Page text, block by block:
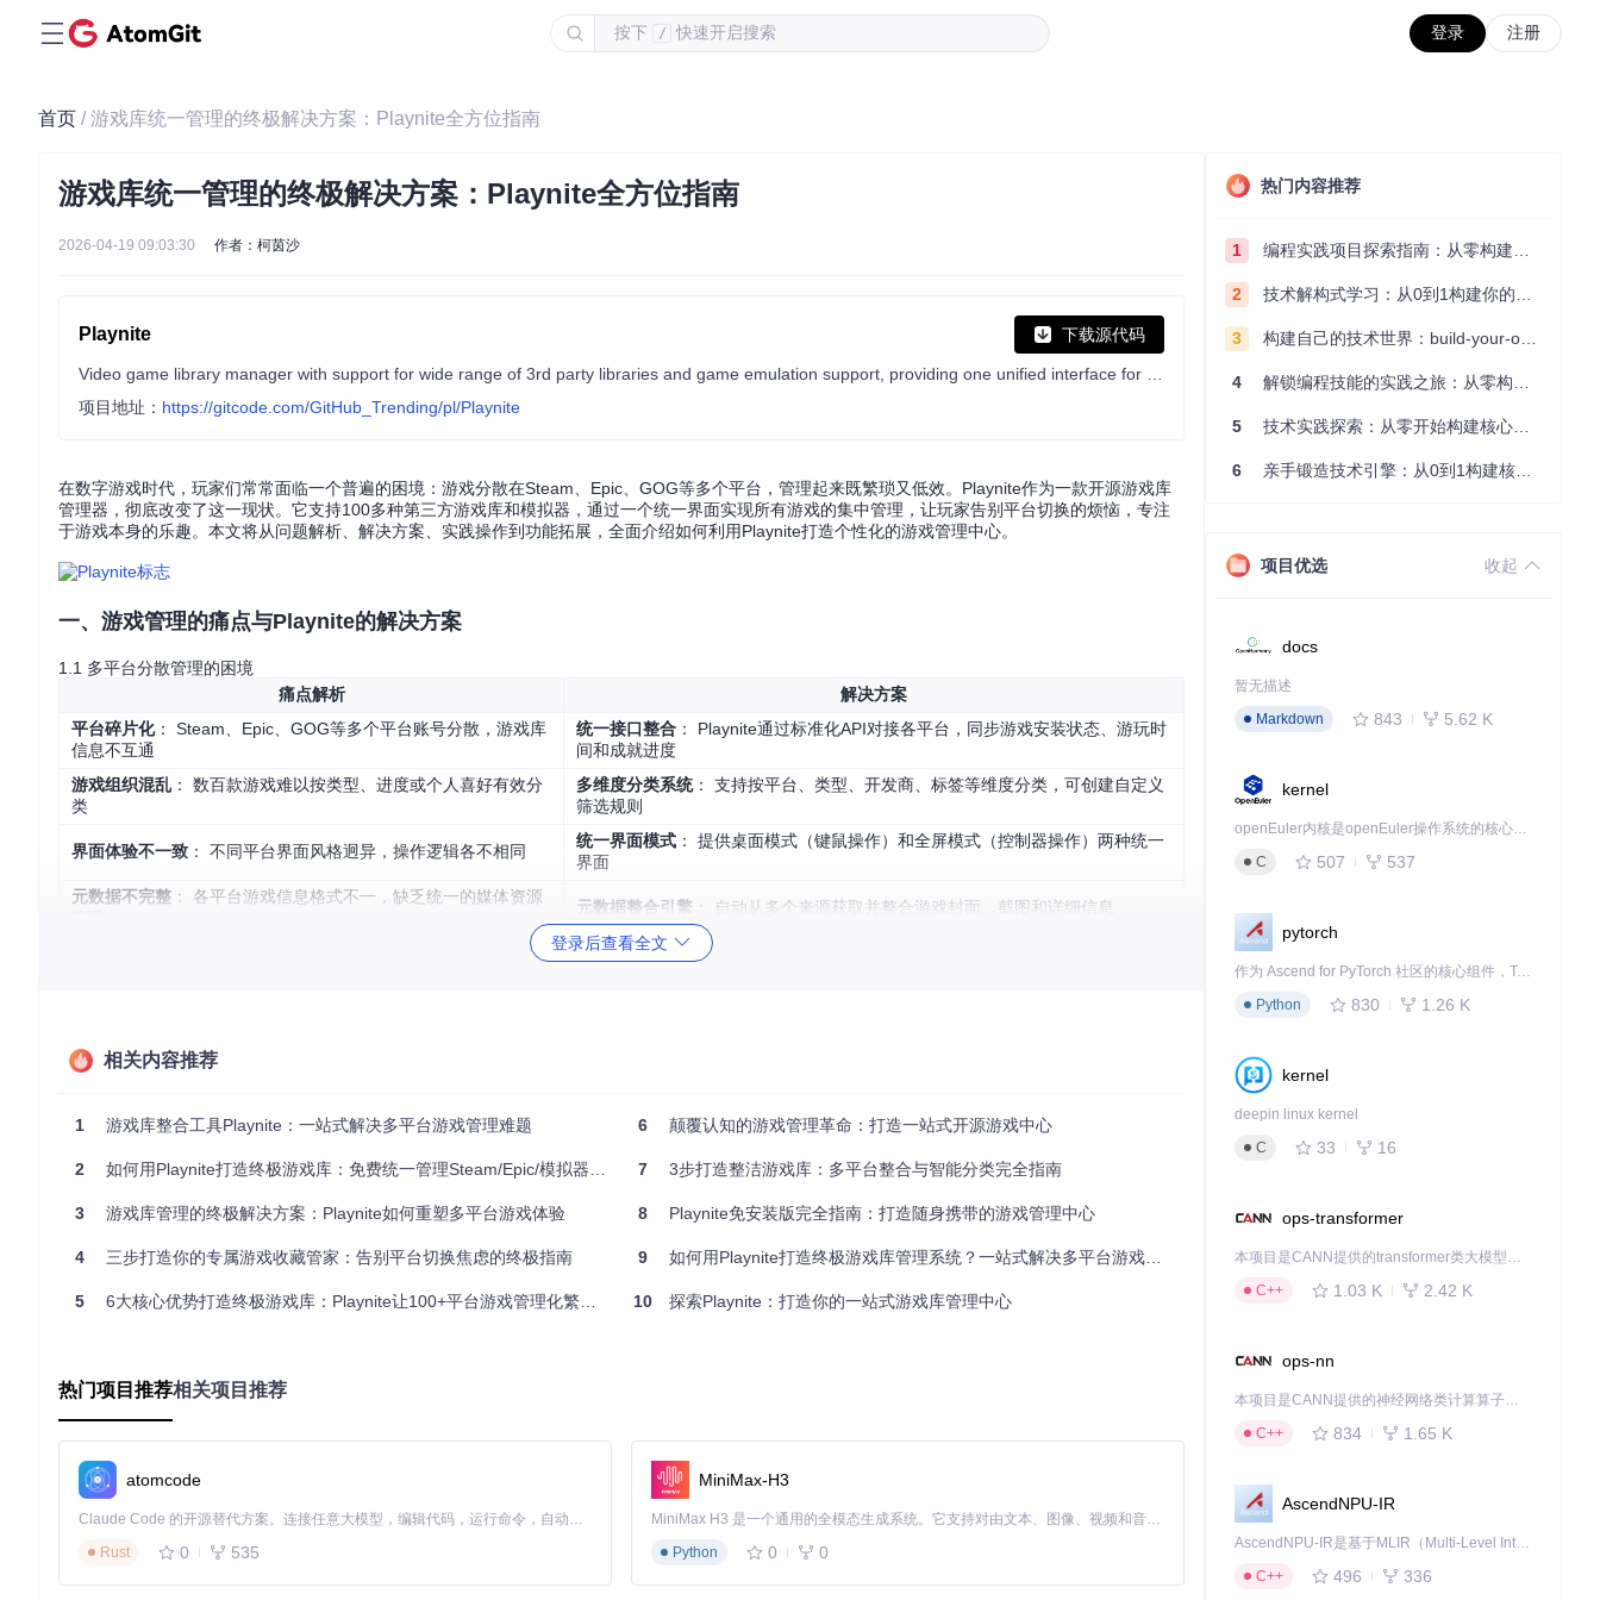
按下 / 快速开启搜索 登录 注册
首页 / 游戏库统一管理的终极解决方案：Playnite全方位指南
游戏库统一管理的终极解决方案：Playnite全方位指南
2026-04-19 09:03:30 作者：柯茵沙
Playnite 下载源代码
项目地址： https://gitcode.com/GitHub_Trending/pl/Playnite
在数字游戏时代，玩家们常常面临一个普遍的困境：游戏分散在Steam、Epic、GOG等多个平台，管理起来既繁琐又低效。Playnite作为一款开源游戏库
管理器，彻底改变了这一现状。它支持100多种第三方游戏库和模拟器，通过一个统一界面实现所有游戏的集中管理，让玩家告别平台切换的烦恼，专注
于游戏本身的乐趣。本文将从问题解析、解决方案、实践操作到功能拓展，全面介绍如何利用Playnite打造个性化的游戏管理中心。
一、游戏管理的痛点与Playnite的解决方案
1.1 多平台分散管理的困境
痛点解析
解决方案
平台碎片化： Steam、Epic、GOG等多个平台账号分散，游戏库
信息不互通
统一接口整合 ： Playnite通过标准化API对接各平台，同步游戏安装状态、游玩时
间和成就进度
游戏组织混乱 ： 数百款游戏难以按类型、进度或个人喜好有效分
类
多维度分类系统： 支持按平台、类型、开发商、标签等维度分类，可创建自定义
筛选规则
界面体验不一致 ： 不同平台界面风格迥异，操作逻辑各不相同
统一界面模式 ： 提供桌面模式（键鼠操作）和全屏模式（控制器操作）两种统一
界面
元数据不完整 ： 各平台游戏信息格式不一，缺乏统一的媒体资源
元数据整合引擎 ： 自动从多个来源获取并整合游戏封面、截图和详细信息
跨平台整合能力（Cross-platform Integration）：通过插件系统支持100+游戏平台和模拟器，实现真正意义上的一站式游戏管理，消除平台间的信息孤
岛。
高度可定制界面（Highly Customizable Interface）：提供主题系统和布局编辑器，用户可根据个人喜好调整界面外观，打造专属游戏库展示方式。
二、Playnite安装与基础配置
2.1 系统要求与安装选项
系统要求：
操作系统：Windows 7及以上
官方安装程序
git clone https://gitcode.com/GitHub_Trending/pl/Playnite
2. 运行安装程序完成系统集成
3. 直接运行Playnite.exe
登录后查看全文
相关内容推荐
1 游戏库整合工具Playnite：一站式解决多平台游戏管理难题
2 如何用Playnite打造终极游戏库：免费统一管理Steam/Epic/模拟器游戏的完整指南 🎮
3 游戏库管理的终极解决方案：Playnite如何重塑多平台游戏体验
4 三步打造你的专属游戏收藏管家：告别平台切换焦虑的终极指南
5 6大核心优势打造终极游戏库：Playnite让100+平台游戏管理化繁为简
6 颠覆认知的游戏管理革命：打造一站式开源游戏中心
7 3步打造整洁游戏库：多平台整合与智能分类完全指南
8 Playnite免安装版完全指南：打造随身携带的游戏管理中心
9 如何用Playnite打造终极游戏库管理系统？一站式解决多平台游戏整合难题 🎮
10 探索Playnite：打造你的一站式游戏库管理中心
热门项目推荐相关项目推荐
atomcode
Claude Code 的开源替代方案。连接任意大模型，编辑代码，运行命令，自动验证 — 全自动执行。用 Rust 构建，极致性能。 ｜ An open-source alternative to Claude Code. Connect any LLM, edit code, run commands, and verify changes — autonomously. Built in Rust for speed. Get Started
Rust
0 535
MiniMax-H3
MiniMax H3 是一个通用的全模态生成系统。它支持对由文本、图像、视频和音频组成的多模态上下文进行统一理解，并能生成分辨率高达 2K、时长可达 15 秒的带原生立体声音频的视频。得益于面向任务泛化的系统设计，H3 在预训练阶段就已具备广泛的多模态上下文理解与生成能力，能够出色地执行复杂的多模态指令。
Python
0 0
热门内容推荐
1 编程实践项目探索指南：从零构建技术能力体系
2 技术解构式学习：从0到1构建你的编程知识体系
3 构建自己的技术世界：build-your-own-x项目的实践探索指南
4 解锁编程技能的实践之旅：从零构建你的技术世界
5 技术实践探索：从零开始构建核心系统的实践指南
6 亲手锻造技术引擎：从0到1构建核心系统的实践指南
项目优选 收起
docs
暂无描述
Markdown
843 5.62 K
kernel
openEuler内核是openEuler操作系统的核心，既是系统性能与稳定性的基石，也是连接处理器、设备与服务的桥梁。
C
507 537
pytorch
作为 Ascend for PyTorch 社区的核心组件，TorchNPU 是昇腾专为 PyTorch 打造的深度学习适配插件，使 PyTorch 框架能够直接调用昇腾 NPU，为开发者提供昇腾 AI 处理器的超强算力。
Python
830 1.26 K
kernel
deepin linux kernel
C
33 16
ops-transformer
本项目是CANN提供的transformer类大模型算子库，实现网络在NPU上加速计算。
C++
1.03 K 2.42 K
ops-nn
本项目是CANN提供的神经网络类计算算子库，实现网络在NPU上加速计算。
C++
834 1.65 K
AscendNPU-IR
AscendNPU-IR是基于MLIR（Multi-Level Intermediate Representation）构建的，面向昇腾亲和算子编译时使用的中间表示，提供昇腾完备表达能力，通过编译优化提升昇腾AI处理器计算效率，支持通过生态框架使能昇腾AI处理器与深度调优
C++
496 336